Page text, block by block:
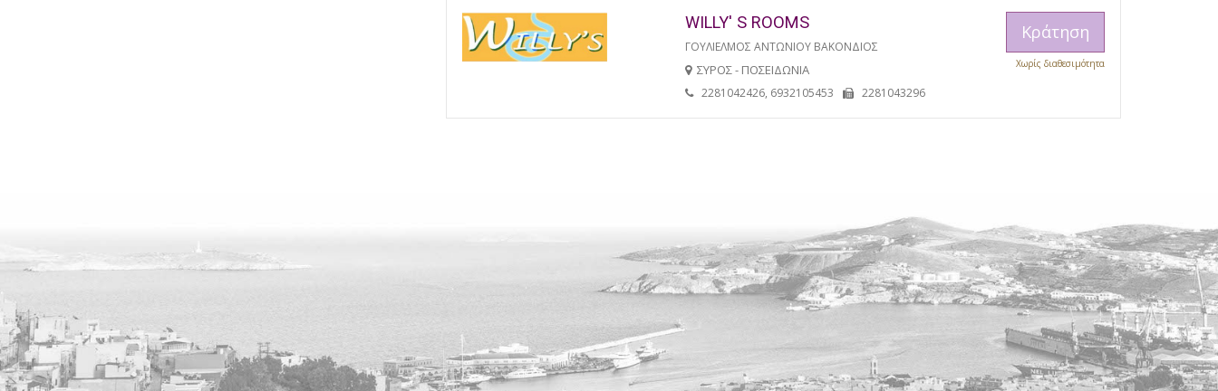
WILLY' S ROOMS
ΓΟΥΛΙΕΛΜΟΣ ΑΝΤΩΝΙΟΥ ΒΑΚΟΝΔΙΟΣ
ΣΥΡΟΣ - ΠΟΣΕΙΔΩΝΙΑ
2281042426, 6932105453 2281043296
Κράτηση
Χωρίς διαθεσιμότητα